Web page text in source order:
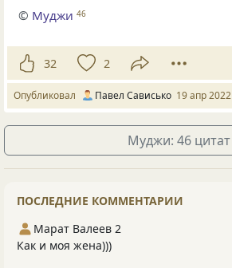
© Муджи 46
32 2
Опубликовал Павел Сависько 19 апр 2022
Муджи: 46 цитат
ПОСЛЕДНИЕ КОММЕНТАРИИ
Марат Валеев 2
Как и моя жена)))